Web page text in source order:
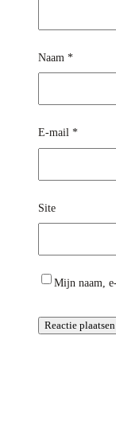
Naam *
E-mail *
Site
Mijn naam,